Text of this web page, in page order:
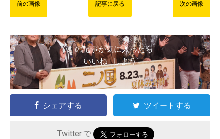
前の画像 記事に戻る 次の画像
この記事が気に入ったら
いいね ! しよう
シェアする ツイートする
Twitter で